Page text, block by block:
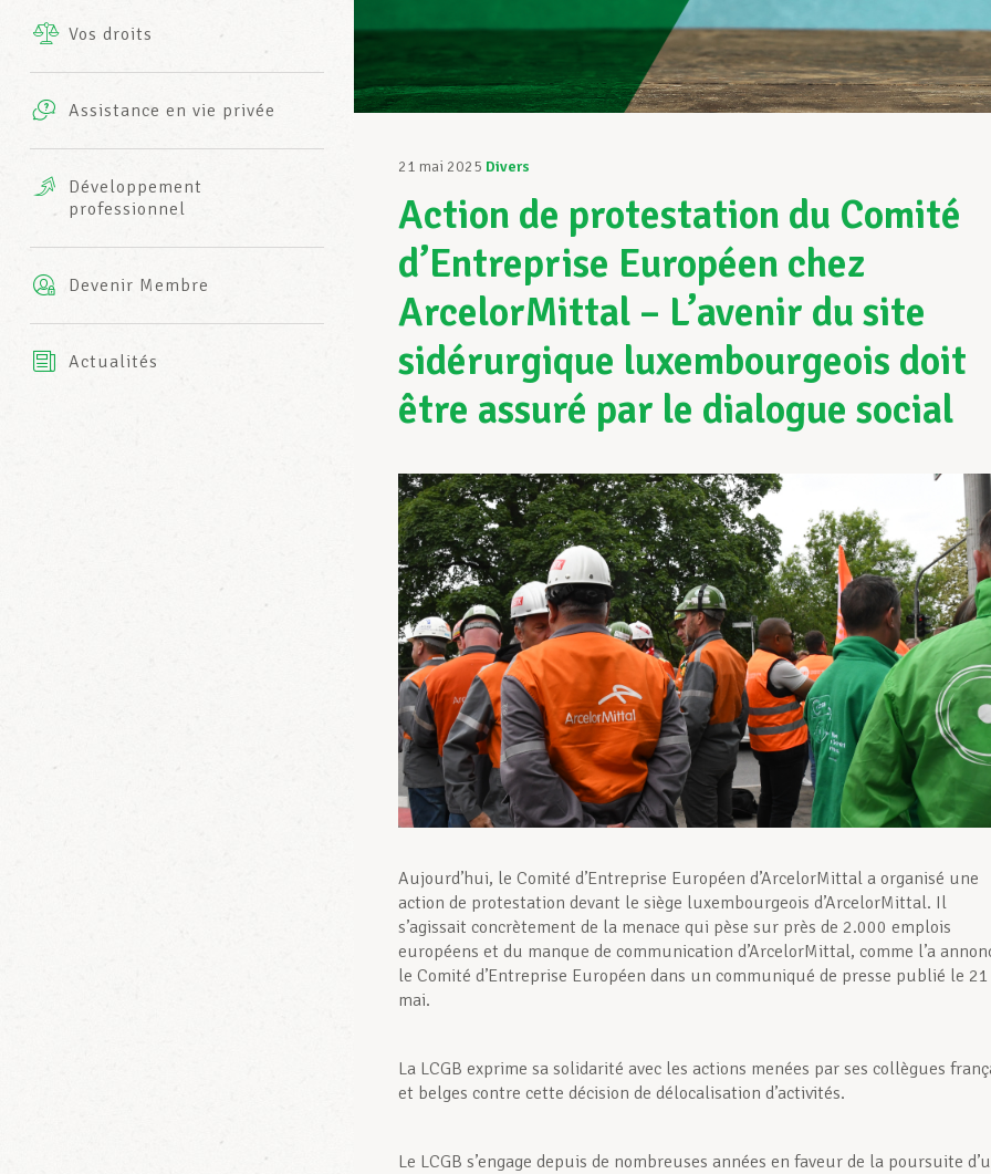
INFO-CENTER
Vos droits
Assistance en vie privée
complémentaires
AXA
Développement
professionnel
Devenir Membre
Actualités
21 mai 2025 Divers
Action de protestation du Comité
d’Entreprise Européen chez
ArcelorMittal – L’avenir du site
sidérurgique luxembourgeois doit
être assuré par le dialogue social
Aujourd’hui, le Comité d’Entreprise Européen d’ArcelorMittal a organisé une
action de protestation devant le siège luxembourgeois d’ArcelorMittal. Il
s’agissait concrètement de la menace qui pèse sur près de 2.000 emplois
européens et du manque de communication d’ArcelorMittal, comme l’a
le Comité d’Entreprise Européen dans un communiqué de presse publié le 21
mai.
La LCGB exprime sa solidarité avec les actions menées par ses collègues
et belges contre cette décision de délocalisation d’activités.
Le LCGB s’engage depuis de nombreuses années en faveur de la poursuite